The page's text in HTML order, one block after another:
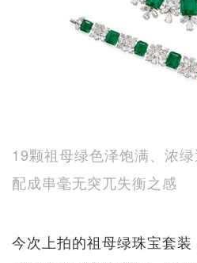
19颗祖母绿色泽饱满、浓
配成串毫无突兀失衡之感
今次上拍的祖母绿珠宝套